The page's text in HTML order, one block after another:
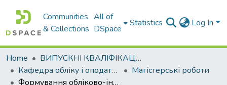
Communities
& Collections
All of
DSpace
Statistics Log In
Home
ВИПУСКНІ КВАЛІФІКАЦІЙНІ РОБОТИ
Кафедра обліку і оподаткування
Магістерські роботи
Формування обліково-інформаційної системи діагностики фінансових результатів діяльності підприємства за даними бухгалтерського обліку та звітності